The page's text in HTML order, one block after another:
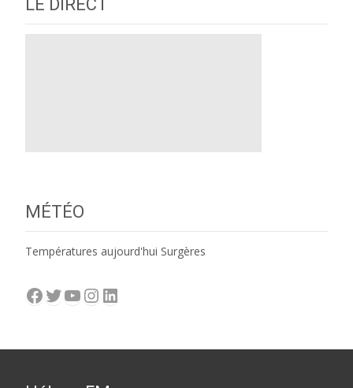
LE DIRECT
MÉTÉO
Températures aujourd'hui Surgères
Facebook
Twitter
YouTube
Instagram
LinkedIn